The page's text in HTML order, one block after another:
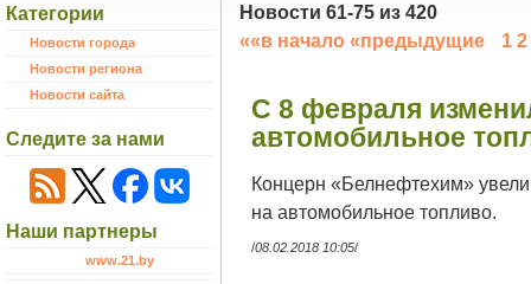
Категории
Новости города
Новости региона
Новости сайта
Следите за нами
Наши партнеры
www.21.by
Новости 61-75 из 420
««в начало «предыдущие 1 2
С 8 февраля
автомобильное
Концерн «Белнефтехим»
на автомобильное топливо.
/08.02.2018 10:05/